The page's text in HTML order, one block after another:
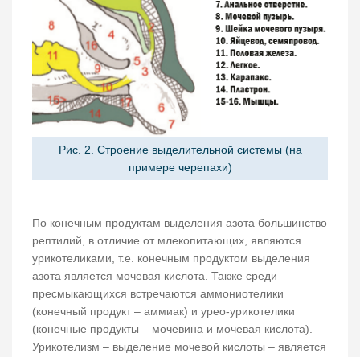
Рис. 2. Строение выделительной системы (на
примере черепахи)
По конечным продуктам выделения азота большинство
рептилий, в отличие от млекопитающих, являются
урикотеликами, т.е. конечным продуктом выделения
азота является мочевая кислота. Также среди
пресмыкающихся встречаются аммониотелики
(конечный продукт – аммиак) и урео-урикотелики
(конечные продукты – мочевина и мочевая кислота).
Урикотелизм – выделение мочевой кислоты – является